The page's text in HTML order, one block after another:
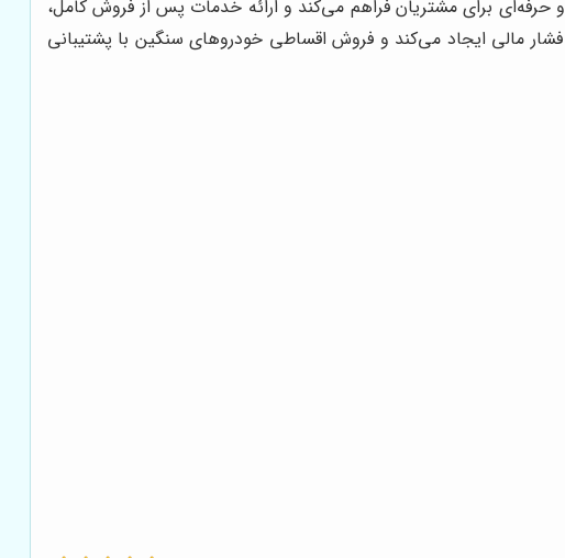
برای مشتریان فراهم می‌کند و ارائه خدمات پس از فروش کامل،
مالی ایجاد می‌کند و فروش اقساطی خودروهای سنگین با پشتیبانی